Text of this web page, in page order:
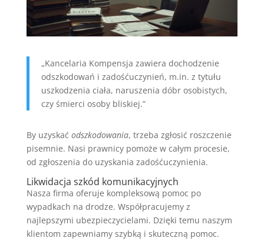
„Kancelaria Kompensja zawiera dochodzenie
odszkodowań i zadośćuczynień, m.in. z tytułu
uszkodzenia ciała, naruszenia dóbr osobistych,
czy śmierci osoby bliskiej.”
By uzyskać odszkodowania, trzeba zgłosić roszczenie
pisemnie. Nasi prawnicy pomoże w całym procesie,
od zgłoszenia do uzyskania zadośćuczynienia.
Likwidacja szkód komunikacyjnych
Nasza firma oferuje kompleksową pomoc po
wypadkach na drodze. Współpracujemy z
najlepszymi ubezpieczycielami. Dzięki temu naszym
klientom zapewniamy szybką i skuteczną pomoc.